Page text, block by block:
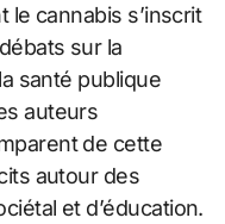
le cannabis s’inscrit
sur la
santé publique
auteurs
de cette
autour des
et d’éducation.